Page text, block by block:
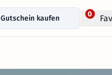
Gutschein kaufen
0